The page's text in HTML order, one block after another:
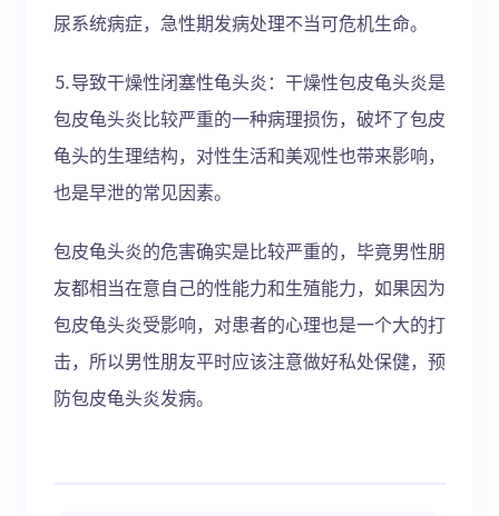
尿系统病症，急性期发病处理不当可危机生命。
⒌导致干燥性闭塞性龟头炎：干燥性包皮龟头炎是
包皮龟头炎比较严重的一种病理损伤，破坏了包皮
龟头的生理结构，对性生活和美观性也带来影响，
也是早泄的常见因素。
包皮龟头炎的危害确实是比较严重的，毕竟男性朋
友都相当在意自己的性能力和生殖能力，如果因为
包皮龟头炎受影响，对患者的心理也是一个大的打
击，所以男性朋友平时应该注意做好私处保健，预
防包皮龟头炎发病。